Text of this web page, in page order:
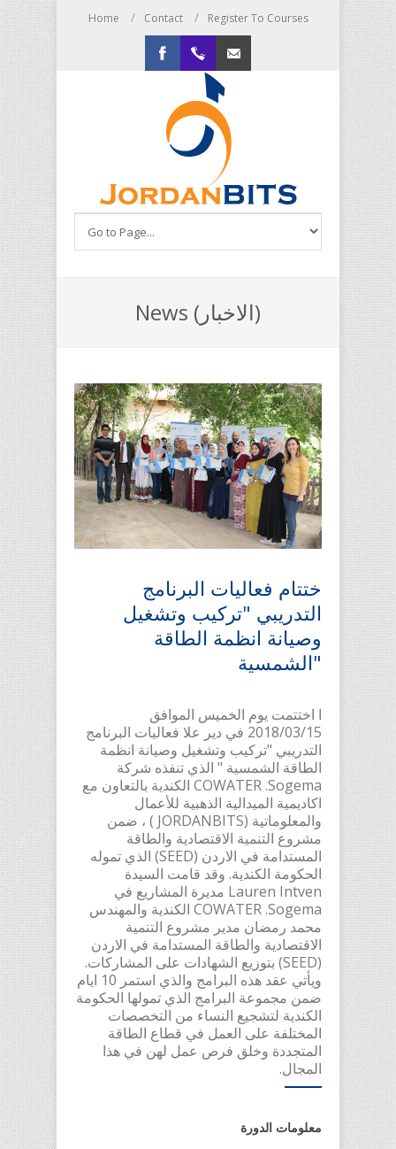
Home / Contact / Register To Courses
/ Admin LogIn
+96265520402info@jordanbits.com
News (الاخبار)
ختتام فعاليات البرنامج
التدريبي "تركيب وتشغيل
وصيانة انظمة الطاقة
الشمسية"
ا اختتمت يوم الخميس الموافق
2018/03/15 في دير علا فعاليات البرنامج
التدريبي "تركيب وتشغيل وصيانة انظمة
الطاقة الشمسية " الذي تنفذه شركة
COWATER .Sogema الكندية بالتعاون مع
اكاديمية الميدالية الذهبية للأعمال
والمعلوماتية (JORDANBITS ) ، ضمن
مشروع التنمية الاقتصادية والطاقة
المستدامة في الاردن (SEED) الذي تموله
الحكومة الكندية. وقد قامت السيدة
Lauren Intven مديرة المشاريع في
COWATER .Sogema الكندية والمهندس
محمد رمضان مدير مشروع التنمية
الاقتصادية والطاقة المستدامة في الاردن
(SEED) بتوزيع الشهادات على المشاركات.
ويأتي عقد هذه البرامج والذي استمر 10 ايام
ضمن مجموعة البرامج الذي تمولها الحكومة
الكندية لتشجيع النساء من التخصصات
المختلفة على العمل في قطاع الطاقة
المتجددة وخلق فرص عمل لهن في هذا
المجال.
معلومات الدورة